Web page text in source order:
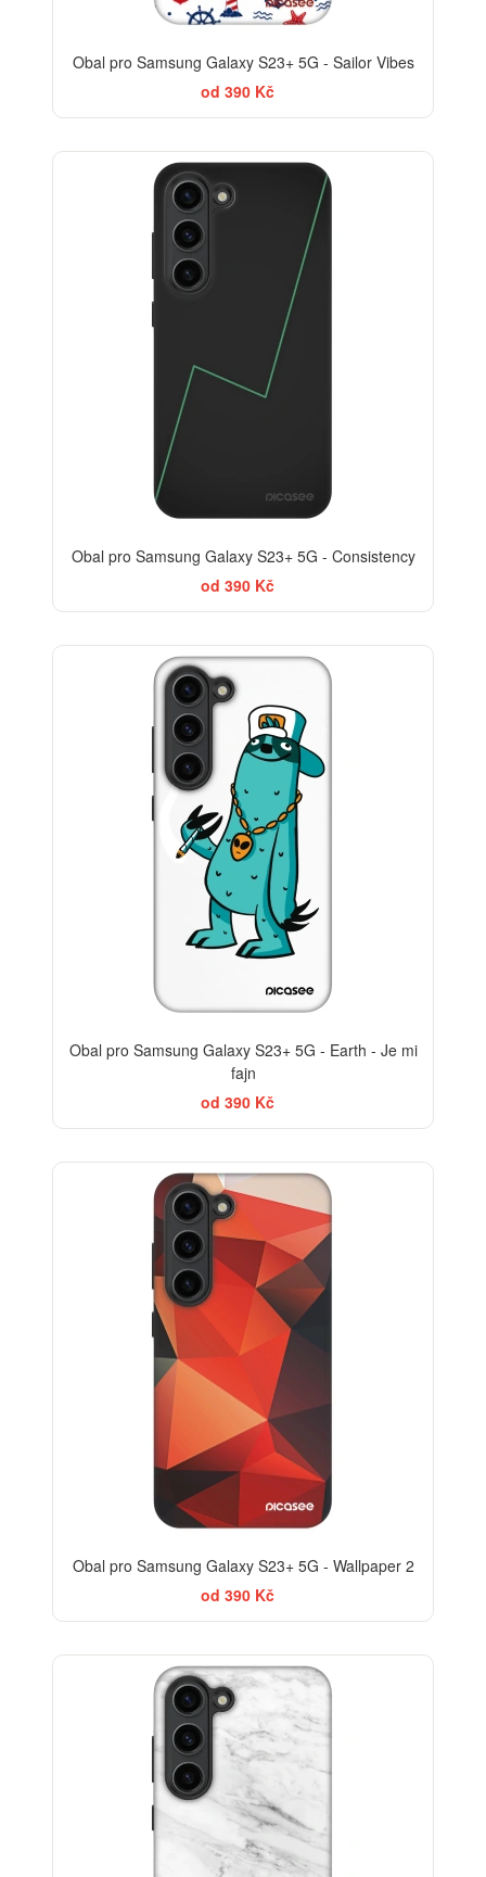
Obal pro Samsung Galaxy S23+ 5G - Sailor Vibes
od 390 Kč
Obal pro Samsung Galaxy S23+ 5G - Consistency
od 390 Kč
Obal pro Samsung Galaxy S23+ 5G - Earth - Je mi
fajn
od 390 Kč
Obal pro Samsung Galaxy S23+ 5G - Wallpaper 2
od 390 Kč